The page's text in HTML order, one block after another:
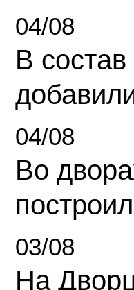
04/08
В
04/08
Во
03/08
На